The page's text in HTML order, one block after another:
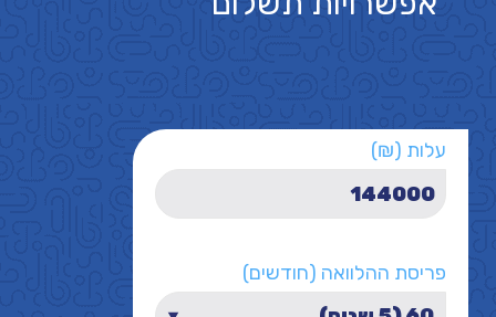
עלות (₪)
פריסת ההלוואה (חודשים)